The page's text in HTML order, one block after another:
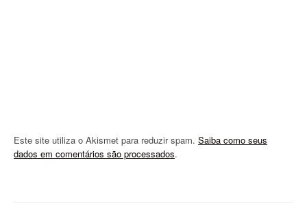
Este site utiliza o Akismet para reduzir spam. Saiba como seus
dados em comentários são processados.